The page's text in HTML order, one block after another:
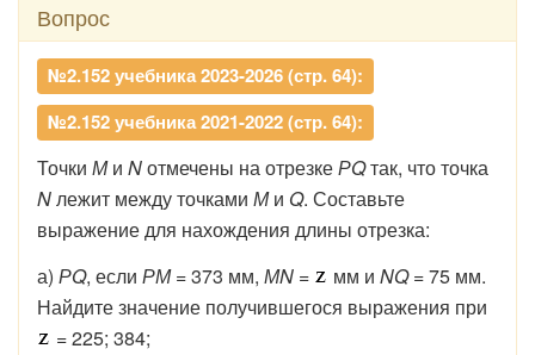
Вопрос
№2.152 учебника 2023-2026 (стр. 64):
№2.152 учебника 2021-2022 (стр. 64):
Точки Ми Nотмечены на отрезкеРQтак, что точка
Nлежит между точками Ми Q. Составьте
выражение для нахождения длины отрезка:
а) РQ, если РМ= 373 мм, МN = мм и NQ= 75 мм.
Найдите значение получившегося выражения при
= 225; 384;